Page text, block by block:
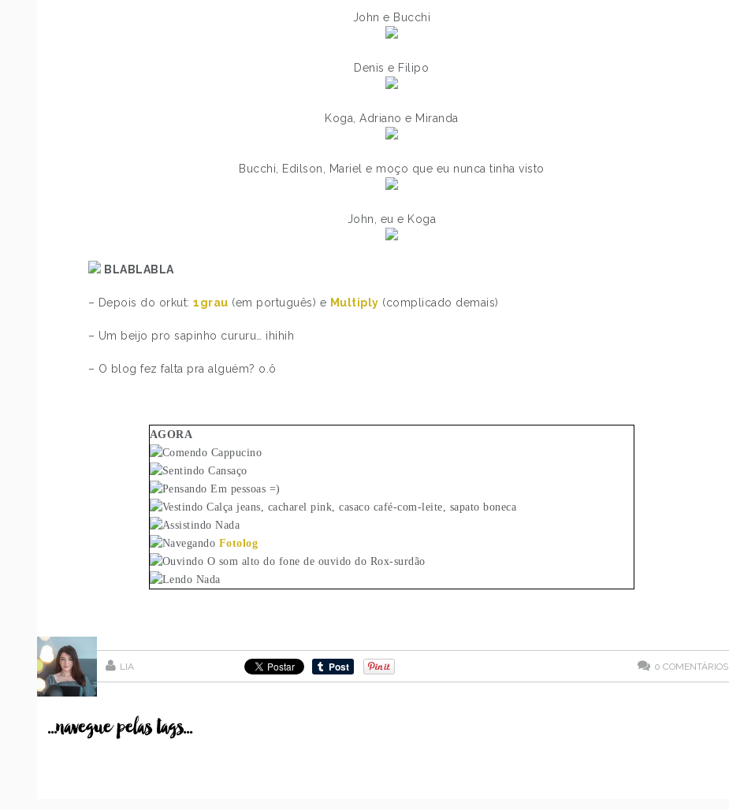
John e Bucchi
Denis e Filipo
Koga, Adriano e Miranda
Bucchi, Edilson, Mariel e moço que eu nunca tinha visto
John, eu e Koga
BLABLABLA
– Depois do orkut:1grau (em português) e Multiply (complicado demais)
– Um beijo pro sapinho cururu… ihihih
– O blog fez falta pra alguém? o.ô
AGORA
Cappucino
Cansaço
Em pessoas =)
Calça jeans, cacharel pink, casaco café-com-leite, sapato boneca
Nada
Fotolog
O som alto do fone de ouvido do Rox-surdão
Nada
LIA 0 COMENTÁRIOS
...navegue pelas tags...